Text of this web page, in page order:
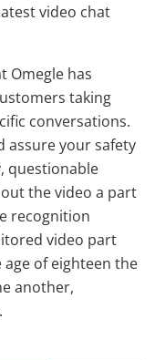
video chat
Omegle has
taking
conversations.
assure your safety
questionable
the video a part
recognition
video part
of eighteen the
another,